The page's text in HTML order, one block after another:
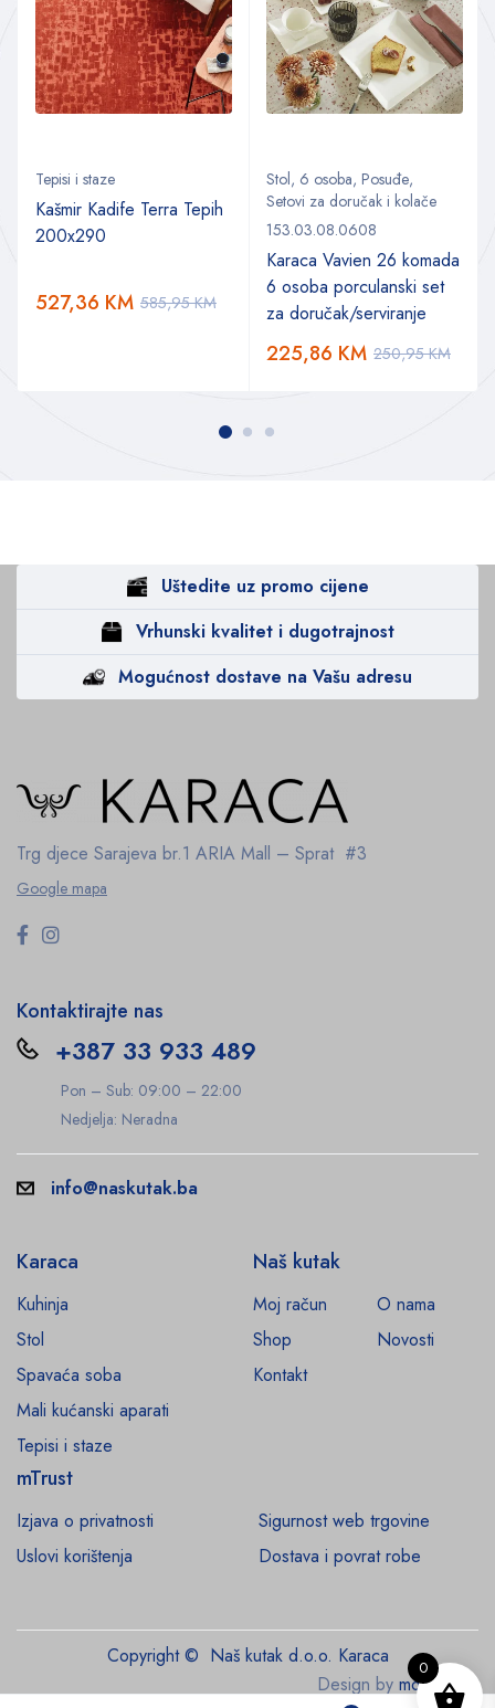
Tepisi i staze
Kašmir Kadife Terra Tepih
200x290
585,95KM
527,36 KM
Stol, 6 osoba, Posuđe,
Setovi za doručak i kolače
153.03.08.0608
Karaca Vavien 26 komada
6 osoba porculanski set
za doručak/serviranje
250,95KM
225,86 KM
Uštedite uz promo cijene
Vrhunski kvalitet i dugotrajnost
Mogućnost dostave na Vašu adresu
Trg djece Sarajeva br.1 ARIA Mall – Sprat #3
Google mapa
Kontaktirajte nas
+387 33 933 489
Pon – Sub: 09:00 – 22:00
Nedjelja: Neradna
info@naskutak.ba
Karaca
Kuhinja
Stol
Spavaća soba
Mali kućanski aparati
Tepisi i staze
Naš kutak
Moj račun
O nama
Shop
Novosti
Kontakt
mTrust
Izjava o privatnosti
Sigurnost web trgovine
Uslovi korištenja
Dostava i povrat robe
Copyright © Naš kutak d.o.o. Karaca
Design by monroe.ba
0